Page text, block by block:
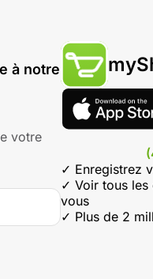
à notre
votre
✓ Enregistrez
✓ Voir tous les
vous
✓ Plus de 2